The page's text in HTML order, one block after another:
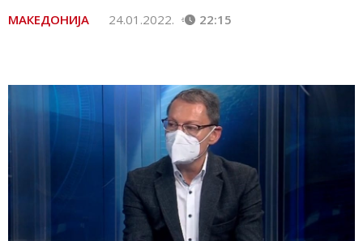
МАКЕДОНИЈА 24.01.2022. 22:15